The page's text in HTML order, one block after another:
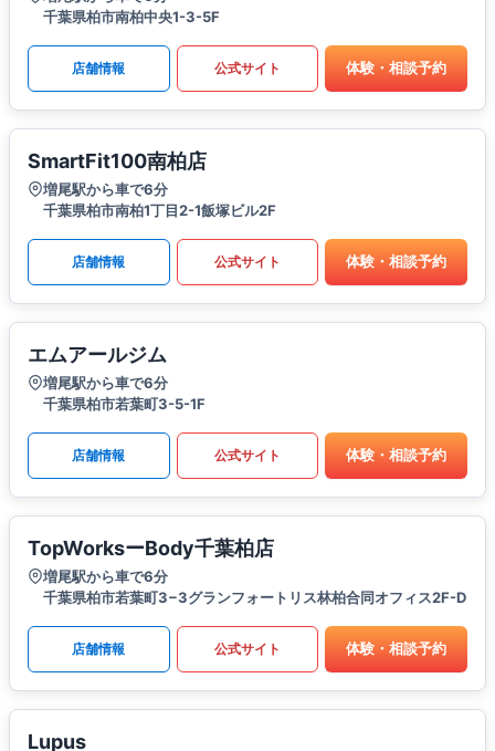
千葉県柏市南柏中央1-3-5F
店舗情報 公式サイト 体験・相談予約
SmartFit100南柏店
増尾駅から車で6分
千葉県柏市南柏1丁目2-1飯塚ビル2F
店舗情報 公式サイト 体験・相談予約
エムアールジム
増尾駅から車で6分
千葉県柏市若葉町3-5-1F
店舗情報 公式サイト 体験・相談予約
TopWorksーBody千葉柏店
増尾駅から車で6分
千葉県柏市若葉町3−3グランフォートリス林柏合同オフィス2F-D
店舗情報 公式サイト 体験・相談予約
Lupus